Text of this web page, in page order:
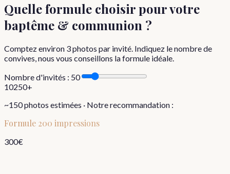
Quelle formule choisirpour votre
baptême & communion ?
Comptez environ 3photos par invité. Indiquez le nombre de
convives, nous vous conseillons la formule idéale.
Nombre d'invités : 50
10250+
~150photos estimées · Notre recommandation :
Formule 200 impressions
300€